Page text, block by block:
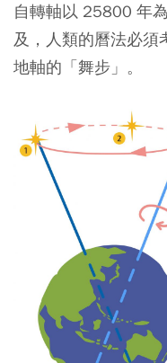
自轉軸以 25800 年
及，人類的曆法必須
地軸的「舞步」。